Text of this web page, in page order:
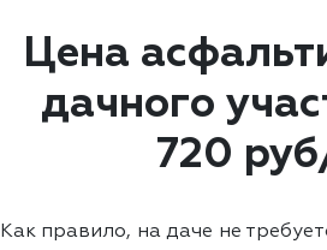
Цена
дачного
720
Как правило, на даче не